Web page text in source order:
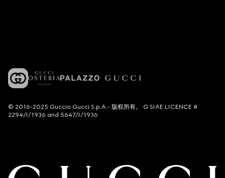
© 2016-2025 Guccio Gucci S.p.A.- 版权所有。 G SIAE LICENCE #
2294/I/1936 and 5647/I/1936